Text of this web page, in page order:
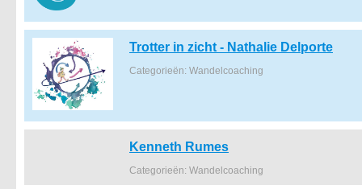
Trotter in zicht - Nathalie Delporte
Categorieën: Wandelcoaching
Kenneth Rumes
Categorieën: Wandelcoaching